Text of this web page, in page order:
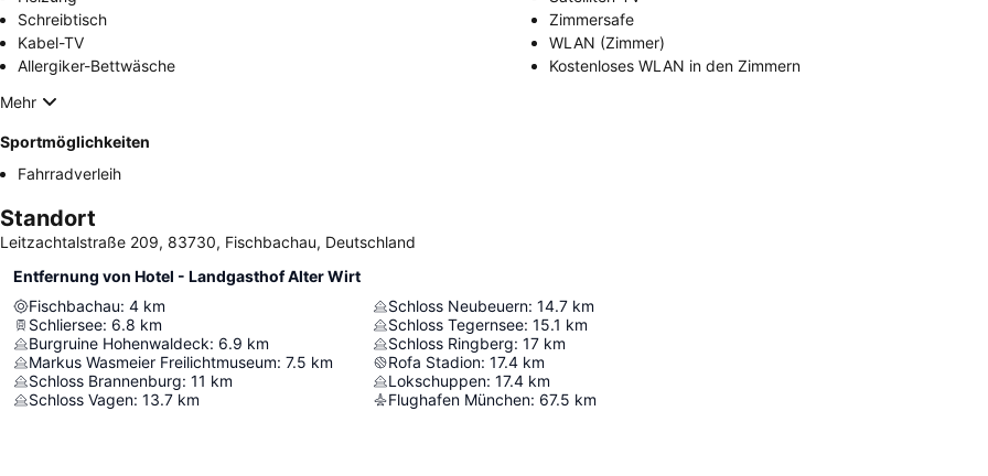
Schreibtisch
Zimmersafe
Kabel-TV
WLAN (Zimmer)
Allergiker-Bettwäsche
Kostenloses WLAN in den Zimmern
Mehr
Sportmöglichkeiten
Fahrradverleih
Standort
Leitzachtalstraße 209, 83730, Fischbachau, Deutschland
Entfernung von Hotel - Landgasthof Alter Wirt
Fischbachau: 4 km
Schliersee: 6.8 km
Burgruine Hohenwaldeck: 6.9 km
Markus Wasmeier Freilichtmuseum: 7.5 km
Schloss Brannenburg: 11 km
Schloss Vagen: 13.7 km
Schloss Neubeuern: 14.7 km
Schloss Tegernsee: 15.1 km
Schloss Ringberg: 17 km
Rofa Stadion: 17.4 km
Lokschuppen: 17.4 km
Flughafen München: 67.5 km